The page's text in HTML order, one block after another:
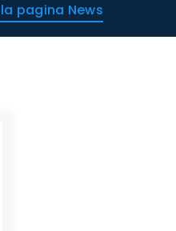
pagina News